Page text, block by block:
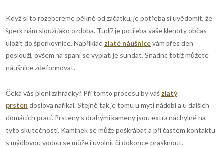
Když si to rozebereme pěkně od začátku, je potřeba si uvědomit, že
šperk nám slouží jako ozdoba. Tudíž je potřeba vaše klenoty občas
uložit do šperkovnice. Například zlaté náušnicevám přes den
poslouží, ovšem na spaní se vyplatí je sundat. Snadno totiž můžete
náušnice zdeformovat.
Čeká vás plení zahrádky? Při tomto procesu by váš zlatý
prsten doslova naříkal. Stejně tak je tomu u mytí nádobí a u dalších
domácích prací. Prsteny s drahými kameny jsou extra náchylné na
tyto skutečnosti. Kamínek se může poškrábat a při častém kontaktu
s mýdlovou vodou se může i uvolnit či dokonce prasknout.